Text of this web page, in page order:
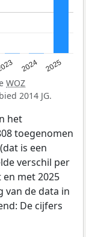
2024 2025
WOZ
2014 JG.
het
toegenomen
is een
verschil per
met 2025
van de data in
De cijfers